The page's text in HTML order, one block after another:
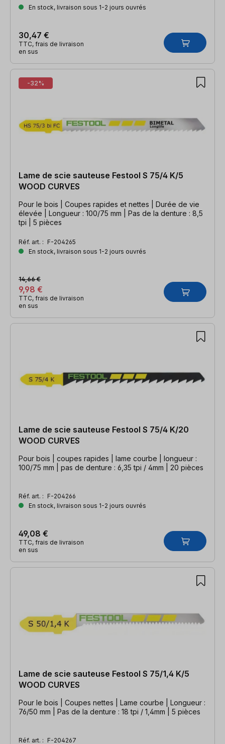
En stock, livraison sous 1-2 jours ouvrés
30,47 €
TTC, frais de livraison
en sus
-32%
Lame de scie sauteuse Festool S 75/4 K/5
WOOD CURVES
Pour le bois | Coupes rapides et nettes | Durée de vie
élevée | Longueur : 100/75 mm | Pas de la denture : 8,5
tpi | 5 pièces
Réf. art. : F-204265
En stock, livraison sous 1-2 jours ouvrés
9,98 €
14,66 €
TTC, frais de livraison
en sus
Lame de scie sauteuse Festool S 75/4 K/20
WOOD CURVES
Pour bois | coupes rapides | lame courbe | longueur :
100/75 mm | pas de denture : 6,35 tpi / 4mm | 20 pièces
Réf. art. : F-204266
En stock, livraison sous 1-2 jours ouvrés
49,08 €
TTC, frais de livraison
en sus
Lame de scie sauteuse Festool S 75/1,4 K/5
WOOD CURVES
Pour le bois | Coupes nettes | Lame courbe | Longueur :
76/50 mm | Pas de la denture : 18 tpi / 1,4mm | 5 pièces
Réf. art. : F-204267